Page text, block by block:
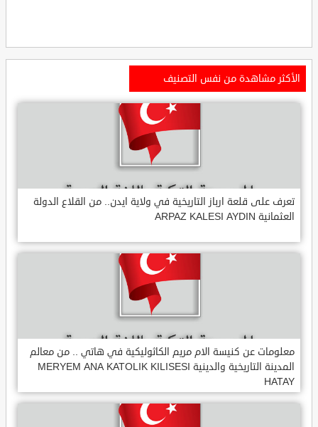
الأكثر مشاهدة من نفس التصنيف
تعرف على قلعة ارباز التاريخية في ولاية ايدن.. من القلاع الدولة
العثمانية ARPAZ KALESI AYDIN
معلومات عن كنيسة الام مريم الكاثوليكية في هاتي .. من معالم
المدينة التاريخية والدينية MERYEM ANA KATOLIK KILISESI
HATAY